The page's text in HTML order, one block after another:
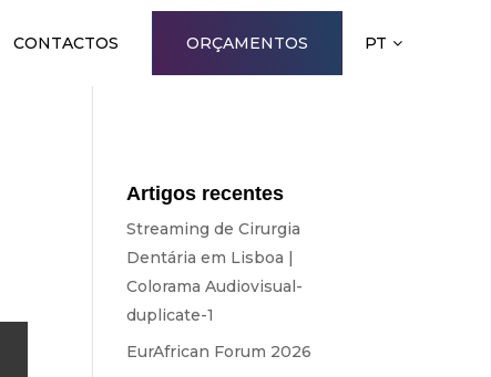
CONTACTOS ORÇAMENTOS PT
Artigos recentes
Streaming de Cirurgia
Dentária em Lisboa |
Colorama Audiovisual-
duplicate-1
EurAfrican Forum 2026